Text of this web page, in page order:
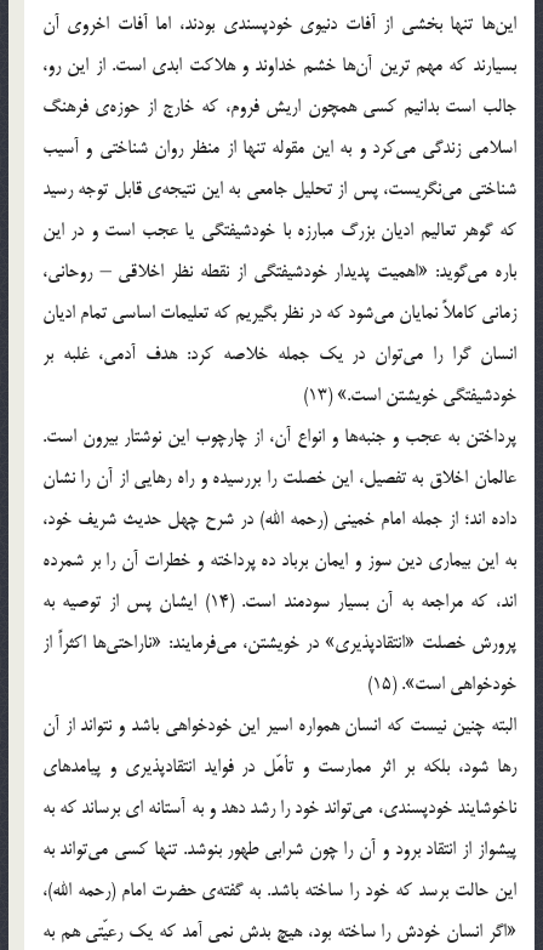
این‌ها تنها بخشی از آفات دنیوی خودپسندی بودند، اما آفات اخروی آن
بسیارند که مهم ترین آن‌ها خشم خداوند و هلاکت ابدی است. از این رو،
جالب است بدانیم کسی همچون اریش فروم، که خارج از حوزه‌ی فرهنگ
اسلامی زندگی می‌کرد و به این مقوله تنها از منظر روان شناختی و آسیب
شناختی می‌نگریست، پس از تحلیل جامعی به این نتیجه‌ی قابل توجه رسید
که گوهر تعالیم ادیان بزرگ مبارزه با خودشیفتگی یا عجب است و در این
باره می‌گوید: «اهمیت پدیدار خودشیفتگی از نقطه نظر اخلاقی – روحانی،
زمانی کاملاً نمایان می‌شود که در نظر بگیریم که تعلیمات اساسی تمام ادیان
انسان گرا را می‌توان در یک جمله خلاصه کرد: هدف آدمی، غلبه بر
خودشیفتگی خویشتن است.» (13)
پرداختن به عجب و جنبه‌ها و انواع آن، از چارچوب این نوشتار بیرون است.
عالمان اخلاق به تفصیل، این خصلت را بررسیده و راه رهایی از آن را نشان
داده اند؛ از جمله امام خمینی (رحمه الله) در شرح چهل حدیث شریف خود،
به این بیماری دین سوز و ایمان برباد ده پرداخته و خطرات آن را بر شمرده
اند، که مراجعه به آن بسیار سودمند است. (14) ایشان پس از توصیه به
پرورش خصلت «انتقادپذیری» در خویشتن، می‌فرمایند: «ناراحتی‌ها اکثراً از
خودخواهی است». (15)
البته چنین نیست که انسان همواره اسیر این خودخواهی باشد و نتواند از آن
رها شود، بلکه بر اثر ممارست و تأمّل در فواید انتقادپذیری و پیامدهای
ناخوشایند خودپسندی، می‌تواند خود را رشد دهد و به آستانه ای برساند که به
پیشواز از انتقاد برود و آن را چون شرابی طهور بنوشد. تنها کسی می‌تواند به
این حالت برسد که خود را ساخته باشد. به گفته‌ی حضرت امام (رحمه الله)،
«اگر انسان خودش را ساخته بود، هیچ بدش نمی آمد که یک رعیّتی هم به